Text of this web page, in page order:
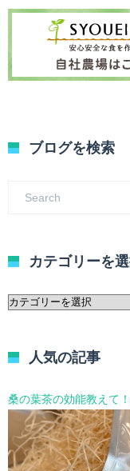
ブログを検索
カテゴリーを
カ
ー
選
択
人気の記事
桑の葉茶の効能教えて